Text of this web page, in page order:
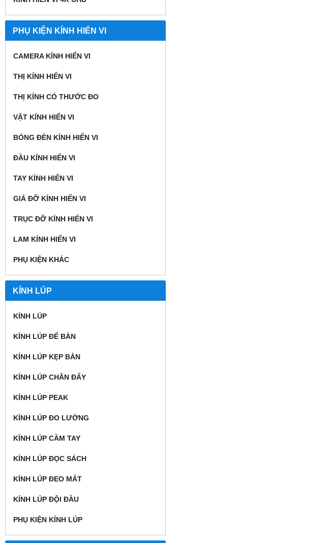
PHỤ KIỆN KÍNH HIỂN VI
CAMERA KÍNH HIỂN VI
THỊ KÍNH HIỂN VI
THỊ KÍNH CÓ THƯỚC ĐO
VẬT KÍNH HIỂN VI
BÓNG ĐÈN KÍNH HIỂN VI
ĐẦU KÍNH HIỂN VI
TAY KÍNH HIỂN VI
GIÁ ĐỠ KÍNH HIỂN VI
TRỤC ĐỠ KÍNH HIỂN VI
LAM KÍNH HIỂN VI
PHỤ KIỆN KHÁC
KÍNH LÚP
KÍNH LÚP
KÍNH LÚP ĐỂ BÀN
KÍNH LÚP KẸP BÀN
KÍNH LÚP CHÂN ĐẨY
KÍNH LÚP PEAK
KÍNH LÚP ĐO LƯỜNG
KÍNH LÚP CẦM TAY
KÍNH LÚP ĐỌC SÁCH
KÍNH LÚP ĐEO MẮT
KÍNH LÚP ĐỘI ĐẦU
PHỤ KIỆN KÍNH LÚP